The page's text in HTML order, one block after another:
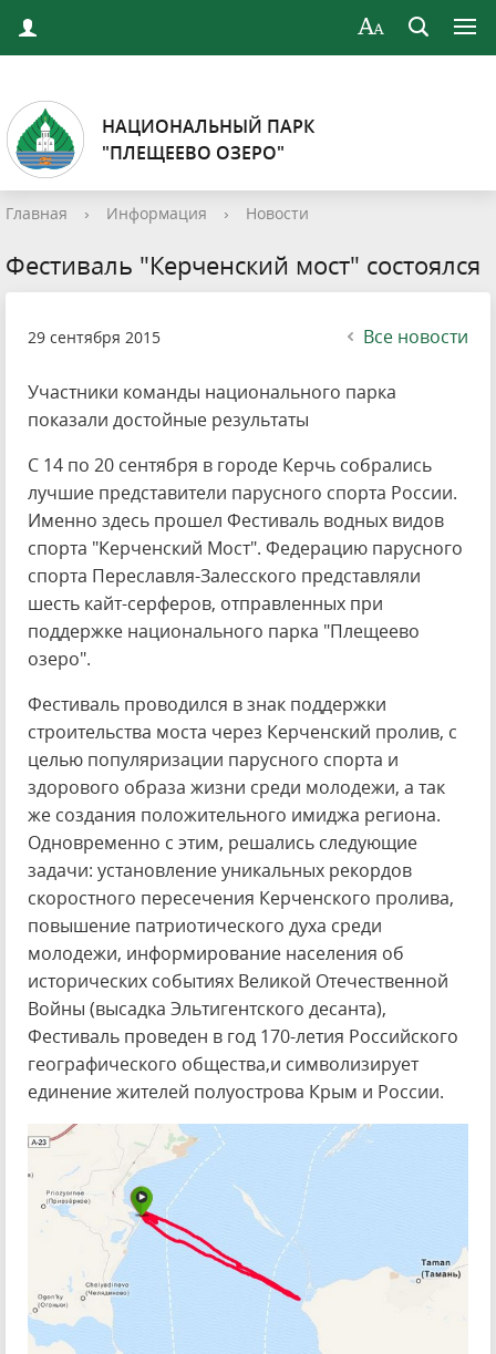
НАЦИОНАЛЬНЫЙ ПАРК
"ПЛЕЩЕЕВО ОЗЕРО"
Главная › Информация › Новости
Фестиваль "Керченский мост" состоялся
29 сентября 2015 Все новости
Участники команды национального парка
показали достойные результаты
С 14 по 20 сентября в городе Керчь собрались
лучшие представители парусного спорта России.
Именно здесь прошел Фестиваль водных видов
спорта "Керченский Мост". Федерацию парусного
спорта Переславля-Залесского представляли
шесть кайт-серферов, отправленных при
поддержке национального парка "Плещеево
озеро".
Фестиваль проводился в знак поддержки
строительства моста через Керченский пролив, с
целью популяризации парусного спорта и
здорового образа жизни среди молодежи, а так
же создания положительного имиджа региона.
Одновременно с этим, решались следующие
задачи: установление уникальных рекордов
скоростного пересечения Керченского пролива,
повышение патриотического духа среди
молодежи, информирование населения об
исторических событиях Великой Отечественной
Войны (высадка Эльтигентского десанта),
Фестиваль проведен в год 170-летия Российского
географического общества,и символизирует
единение жителей полуострова Крым и России.